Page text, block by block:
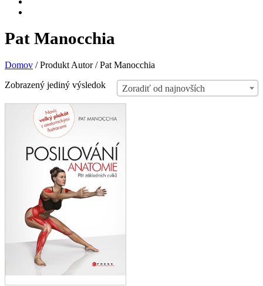
Pat Manocchia
Domov /Produkt Autor/Pat Manocchia
Zoradiť od najnovších
Zobrazený jediný výsledok